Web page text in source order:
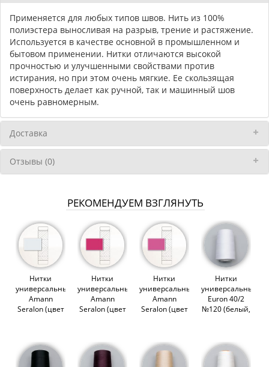
Применяется для любых типов швов. Нить из 100%
полиэстера выносливая на разрыв, трение и растяжение.
Используется в качестве основной в промышленном и
бытовом применении. Нитки отличаются высокой
прочностью и улучшенными свойствами против
истирания, но при этом очень мягкие. Ее скользящая
поверхность делает как ручной, так и машинный шов
очень равномерным.
Доставка
Отзывы (0)
РЕКОМЕНДУЕМ ВЗГЛЯНУТЬ
Нитки
универсальные
Amann
Seralon (цвет
Нитки
универсальные
Amann
Seralon (цвет
Нитки
универсальные
Amann
Seralon (цвет
Нитки
универсальные
Euron 40/2
№120 (белый,